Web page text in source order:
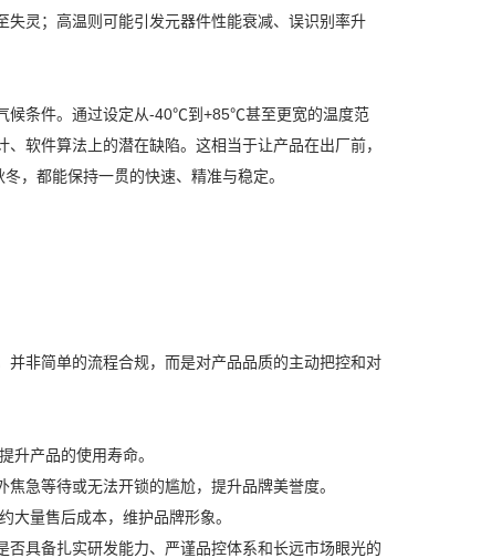
灵；高温则可能引发元器件性能衰减、误识别率升
候条件。通过设定从-40℃到+85℃甚至更宽的温度范
软件算法上的潜在缺陷。这相当于让产品在出厂前，
，都能保持一贯的快速、精准与稳定。
非简单的流程合规，而是对产品品质的主动把控和对
升产品的使用寿命。
急等待或无法开锁的尴尬，提升品牌美誉度。
大量售后成本，维护品牌形象。
具备扎实研发能力、严谨品控体系和长远市场眼光的